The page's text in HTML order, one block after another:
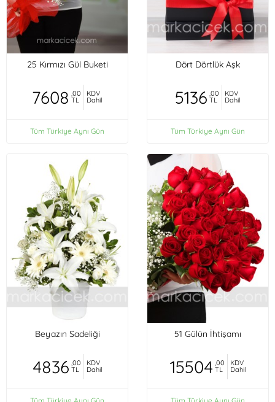
25 Kırmızı Gül Buketi
7608 ,00
TL
KDV
Dahil
Tüm Türkiye Aynı Gün
Dört Dörtlük Aşk
5136 ,00
TL
KDV
Dahil
Tüm Türkiye Aynı Gün
Beyazın Sadeliği
4836 ,00
TL
KDV
Dahil
51 Gülün İhtişamı
15504 ,00
TL
KDV
Dahil